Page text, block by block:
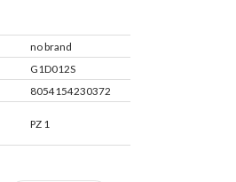
no brand
G1D012S
8054154230372
PZ 1